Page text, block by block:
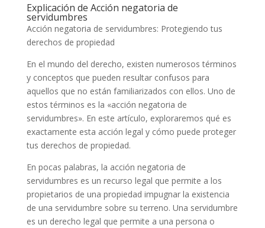
Explicación de Acción negatoria de
servidumbres
Acción negatoria de servidumbres: Protegiendo tus
derechos de propiedad
En el mundo del derecho, existen numerosos términos
y conceptos que pueden resultar confusos para
aquellos que no están familiarizados con ellos. Uno de
estos términos es la «acción negatoria de
servidumbres». En este artículo, exploraremos qué es
exactamente esta acción legal y cómo puede proteger
tus derechos de propiedad.
En pocas palabras, la acción negatoria de
servidumbres es un recurso legal que permite a los
propietarios de una propiedad impugnar la existencia
de una servidumbre sobre su terreno. Una servidumbre
es un derecho legal que permite a una persona o